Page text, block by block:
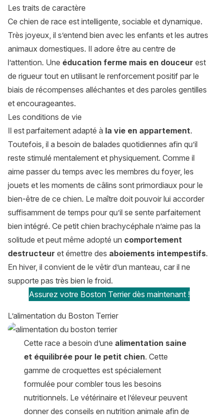
Les traits de caractère
Ce chien de race est intelligente, sociable et dynamique.
Très joyeux, il s’entend bien avec les enfants et les autres
animaux domestiques. Il adore être au centre de
l’attention. Une éducation ferme mais en douceur est
de rigueur tout en utilisant le renforcement positif par le
biais de récompenses alléchantes et des paroles gentilles
et encourageantes.
Les conditions de vie
Il est parfaitement adapté à la vie en appartement.
Toutefois, il a besoin de balades quotidiennes afin qu’il
reste stimulé mentalement et physiquement. Comme il
aime passer du temps avec les membres du foyer, les
jouets et les moments de câlins sont primordiaux pour le
bien-être de ce chien. Le maître doit pouvoir lui accorder
suffisamment de temps pour qu’il se sente parfaitement
bien intégré. Ce petit chien brachycéphale n’aime pas la
solitude et peut même adopté un comportement
destructeur et émettre des aboiements intempestifs.
En hiver, il convient de le vêtir d’un manteau, car il ne
supporte pas très bien le froid.
Assurez votre Boston Terrier dès maintenant !
L’alimentation du Boston Terrier
Cette race a besoin d’une alimentation saine
et équilibrée pour le petit chien. Cette
gamme de croquettes est spécialement
formulée pour combler tous les besoins
nutritionnels. Le vétérinaire et l’éleveur peuvent
donner des conseils en nutrition animale afin de